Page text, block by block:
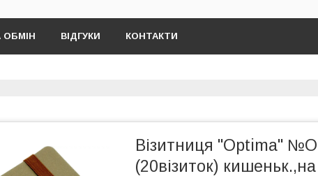
ОБМІН ВІДГУКИ КОНТАКТИ
Візитниця "Optima"
(20візиток)